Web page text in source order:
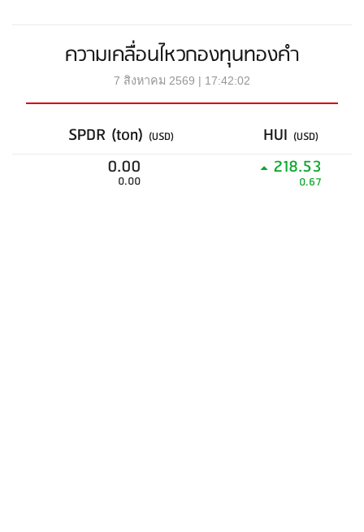
ความเคลื่อนไหวกองทุนทองคำ
7 สิงหาคม 2569 | 17:42:02
SPDR (ton) (USD) HUI (USD)
0.00
0.00
218.53
0.67